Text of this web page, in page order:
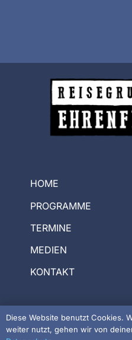
HOME
PROGRAMME
TERMINE
MEDIEN
KONTAKT
Diese Website benutzt Cookies.
weiter nutzt, gehen wir von